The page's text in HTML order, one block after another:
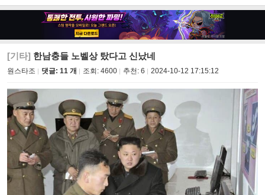
on/off
쓰
[기타] 한남충들 노벨상 탔다고 신났네
원스타조 댓글: 11 개 조회: 4600 추천: 6 2024-10-12 17:15:12